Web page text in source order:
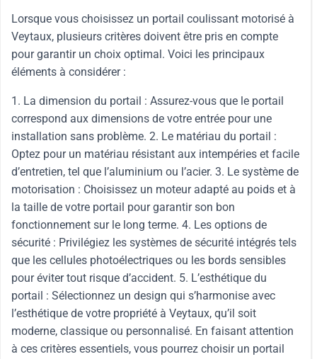
Lorsque vous choisissez un portail coulissant motorisé à
Veytaux, plusieurs critères doivent être pris en compte
pour garantir un choix optimal. Voici les principaux
éléments à considérer :
1. La dimension du portail : Assurez-vous que le portail
correspond aux dimensions de votre entrée pour une
installation sans problème. 2. Le matériau du portail :
Optez pour un matériau résistant aux intempéries et facile
d’entretien, tel que l’aluminium ou l’acier. 3. Le système de
motorisation : Choisissez un moteur adapté au poids et à
la taille de votre portail pour garantir son bon
fonctionnement sur le long terme. 4. Les options de
sécurité : Privilégiez les systèmes de sécurité intégrés tels
que les cellules photoélectriques ou les bords sensibles
pour éviter tout risque d’accident. 5. L’esthétique du
portail : Sélectionnez un design qui s’harmonise avec
l’esthétique de votre propriété à Veytaux, qu’il soit
moderne, classique ou personnalisé. En faisant attention
à ces critères essentiels, vous pourrez choisir un portail